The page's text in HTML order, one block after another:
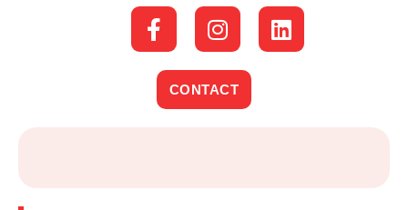
CONTACT